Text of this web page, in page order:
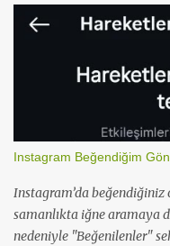
r
Instagram Beğendiğim
Instagram’da
samanlıkta iğne aramaya
nedeniyle "Beğenilenler"